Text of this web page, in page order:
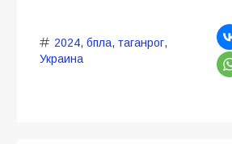
2024, бпла, таганрог,
Украина